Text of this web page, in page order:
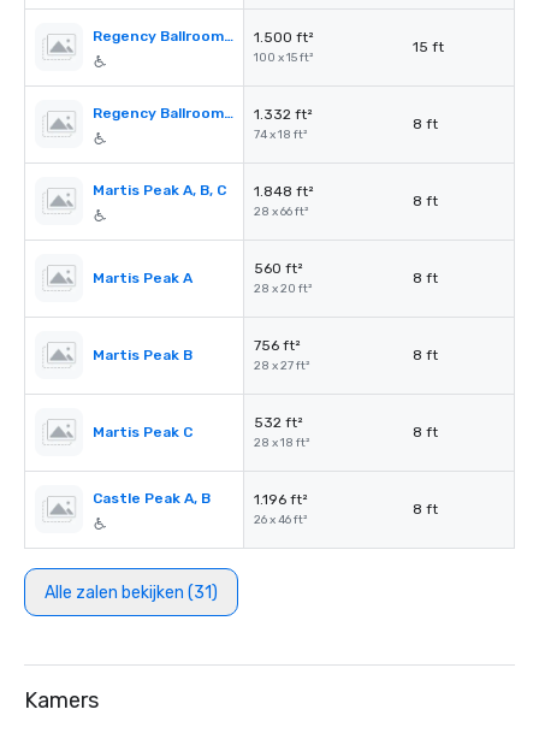
Regency Ballroom Corridor 1.500 ft²
100 x 15 ft²
15 ft
Regency Ballroom Foyer 1.332 ft²
74 x 18 ft²
8 ft
Martis Peak A, B, C 1.848 ft²
28 x 66 ft²
8 ft
Martis Peak A
560 ft²
28 x 20 ft²
8 ft
Martis Peak B
756 ft²
28 x 27 ft²
8 ft
Martis Peak C
532 ft²
28 x 18 ft²
8 ft
Castle Peak A, B 1.196 ft²
26 x 46 ft²
8 ft
Alle zalen bekijken (31)
Kamers